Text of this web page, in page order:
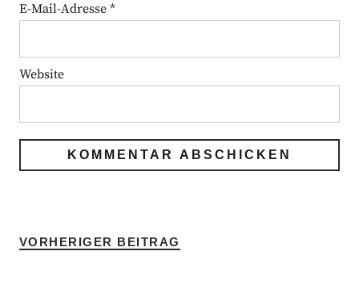
E-Mail-Adresse *
Website
VORHERIGER BEITRAG